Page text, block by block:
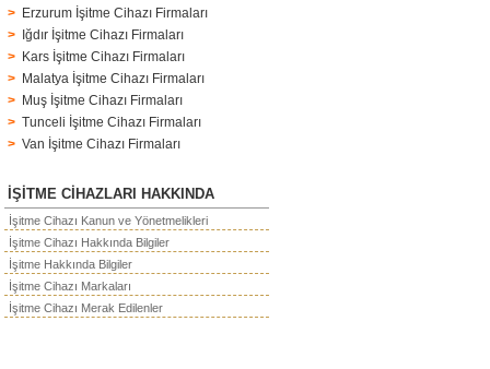
> Erzurum İşitme Cihazı Firmaları
>
Iğdır İşitme Cihazı Firmaları
> Kars İşitme Cihazı Firmaları
> Malatya İşitme Cihazı Firmaları
> Muş İşitme Cihazı Firmaları
> Tunceli İşitme Cihazı Firmaları
> Van İşitme Cihazı Firmaları
İŞİTME CİHAZLARI HAKKINDA
İşitme Cihazı Kanun ve Yönetmelikleri
İşitme Cihazı Hakkında Bilgiler
İşitme Hakkında Bilgiler
İşitme Cihazı Markaları
İşitme Cihazı Merak Edilenler